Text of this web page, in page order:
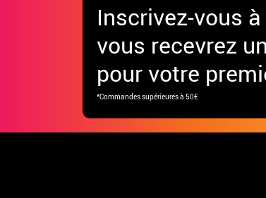
Inscrivez-vous
vous recevrez
pour votre
*Commandes supérieures à 50€